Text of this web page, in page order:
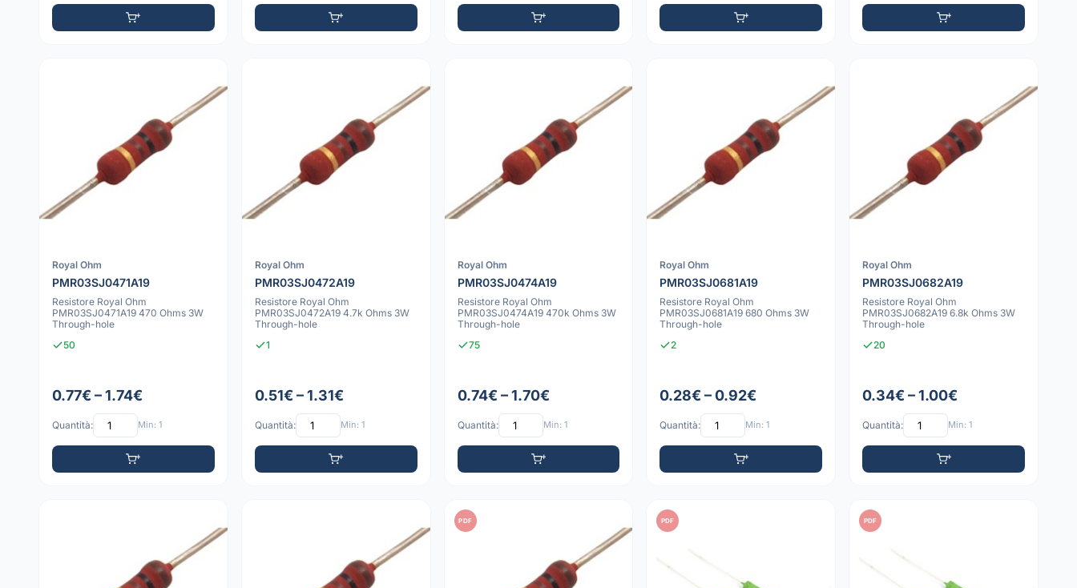
Royal Ohm
PMR03SJ0471A19
Resistore Royal Ohm
PMR03SJ0471A19 470 Ohms 3W
Through-hole
50
0.77€ – 1.74€
Quantità: Min: 1
Royal Ohm
PMR03SJ0472A19
Resistore Royal Ohm
PMR03SJ0472A19 4.7k Ohms 3W
Through-hole
1
0.51€ – 1.31€
Quantità: Min: 1
Royal Ohm
PMR03SJ0474A19
Resistore Royal Ohm
PMR03SJ0474A19 470k Ohms 3W
Through-hole
75
0.74€ – 1.70€
Quantità: Min: 1
Royal Ohm
PMR03SJ0681A19
Resistore Royal Ohm
PMR03SJ0681A19 680 Ohms 3W
Through-hole
2
0.28€ – 0.92€
Quantità: Min: 1
Royal Ohm
PMR03SJ0682A19
Resistore Royal Ohm
PMR03SJ0682A19 6.8k Ohms 3W
Through-hole
20
0.34€ – 1.00€
Quantità: Min: 1
PDF PDF PDF